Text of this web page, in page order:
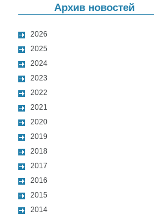
Архив новостей
2026
2025
2024
2023
2022
2021
2020
2019
2018
2017
2016
2015
2014